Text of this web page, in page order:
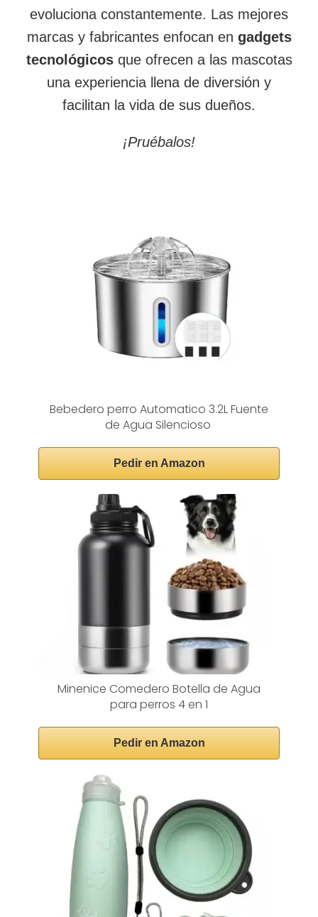
evoluciona constantemente. Las mejores
marcas y fabricantes enfocan en gadgets
tecnológicosque ofrecen a las mascotas
una experiencia llena de diversión y
facilitan la vida de sus dueños.
¡Pruébalos!
Bebedero perro Automatico 3.2L Fuente
de Agua Silencioso
Pedir en Amazon
Minenice Comedero Botella de Agua
para perros 4 en 1
Pedir en Amazon